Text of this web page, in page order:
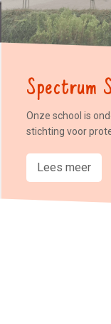
Spectrum
Onze school is
stichting voor
Lees meer